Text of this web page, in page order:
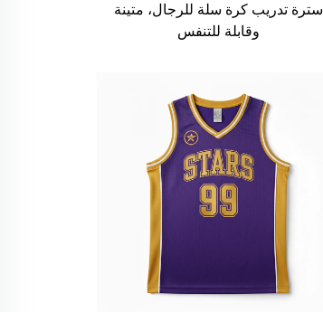
سترة تدريب كرة سلة للرجال، متينة
وقابلة للتنفس